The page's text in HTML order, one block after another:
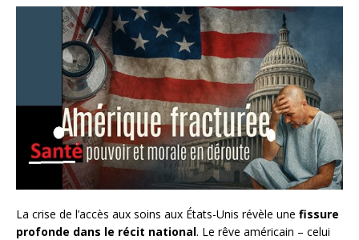
La crise de l’accès aux soins aux États-Unis révèle une fissure
profonde dans le récit national. Le rêve américain – celui